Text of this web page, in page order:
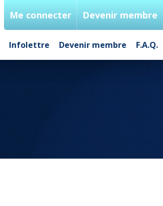
Infolettre Devenir membre F.A.Q.
Me connecter Devenir membre